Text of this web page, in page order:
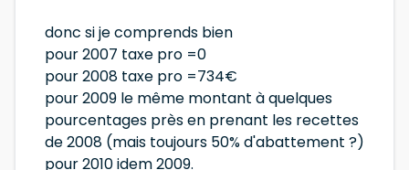
donc si je comprends bien
pour 2007 taxe pro =0
pour 2008 taxe pro =734€
pour 2009 le même montant à quelques
pourcentages près en prenant les recettes
de 2008 (mais toujours 50% d'abattement ?)
pour 2010 idem 2009.